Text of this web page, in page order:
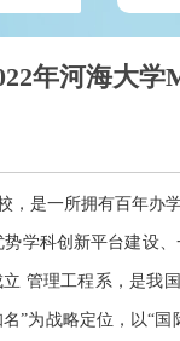
年河海大
，是一所拥有百年办
势学科创新平台建设
管理工程系，是
”为战略定位，以“